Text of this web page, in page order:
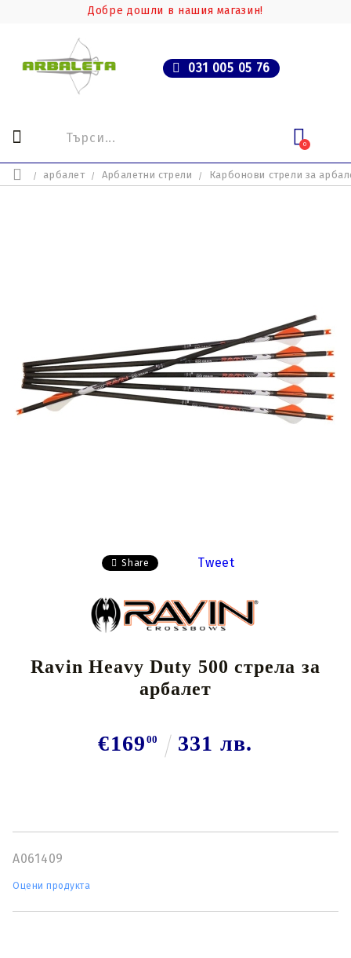
Добре дошли в нашия магазин!
031 005 05 76
0
арбалет Арбалетни стрели Карбонови стрели за
Share Tweet
Ravin Heavy Duty 500 стрела за
арбалет
€169 00 331 лв.
A061409
Оцени продукта